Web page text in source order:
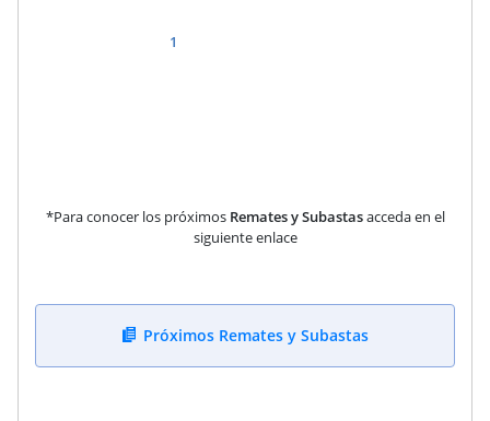
1
*Para conocer los próximos Remates y Subastasacceda en el
siguiente enlace
Próximos Remates y Subastas